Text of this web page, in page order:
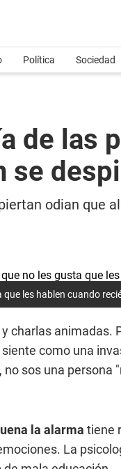
Política Sociedad
de las
se
odian que
les hablen cuando
charlas animadas.
como una
no sos una persona
la alarma tiene
La